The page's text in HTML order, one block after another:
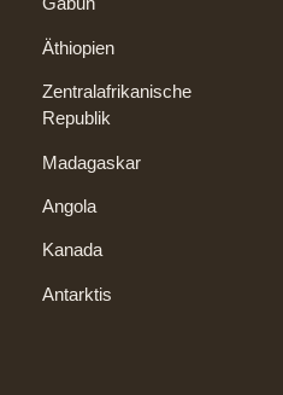
Äthiopien
Zentralafrikanische
Republik
Madagaskar
Angola
Kanada
Antarktis